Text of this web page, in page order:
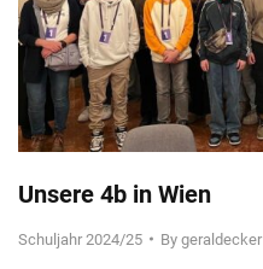
Unsere 4b in Wien
Schuljahr 2024/25 By geraldecker